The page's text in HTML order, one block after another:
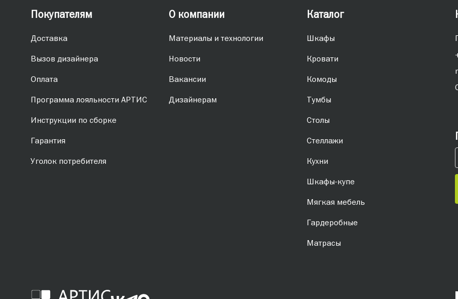
Покупателям
Доставка
Вызов дизайнера
Оплата
Программа лояльности АРТИС
Инструкции по сборке
Гарантия
Уголок потребителя
О компании
Материалы и технологии
Новости
Вакансии
Дизайнерам
Каталог
Шкафы
Кровати
Комоды
Тумбы
Столы
Стеллажи
Кухни
Шкафы-купе
Мягкая мебель
Гардеробные
Матрасы